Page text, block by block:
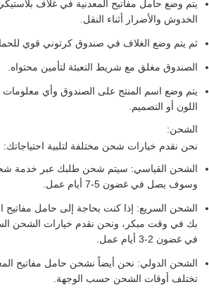
يتم وضع حامل مفاتيح المعدنية في غلاف
الخدوش والأضرار أثناء النقل.
ثم يتم وضع الغلاف في صندوق كرتوني قوي
الصندوق مغلق مع شريط التعبئة لتأمين محتواه.
يتم وضع اسم المنتج على الصندوق وأي معلومات
اللون أو التصميم.
الشحن:
نحن نقدم خيارات شحن مختلفة لتلبية احتياجاتك:
الشحن القياسي: سيتم شحن طلبك عبر خدمة
وسوف يصل في غضون 5-7 أيام عمل.
الشحن السريع: إذا كنت بحاجة إلى حامل مفاتيح
بك في وقت مبكر، ونحن نقدم خيارات الشحن
في غضون 2-3 أيام عمل.
الشحن الدولي: نحن أيضاً نشحن حامل مفاتيح
تختلف أوقات الشحن حسب الوجهة.